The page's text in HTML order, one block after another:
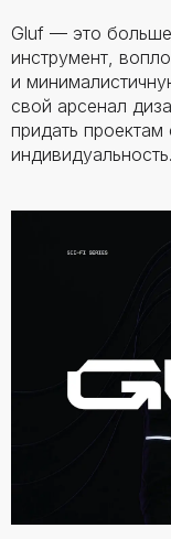
Gluf — это
инструмент,
и
свой арсенал
придать
индивидуальность.